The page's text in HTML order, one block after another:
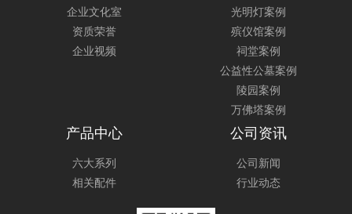
企业文化室
资质荣誉
企业视频
光明灯案例
殡仪馆案例
祠堂案例
公益性公墓案例
陵园案例
万佛塔案例
产品中心
六大系列
相关配件
公司资讯
公司新闻
行业动态